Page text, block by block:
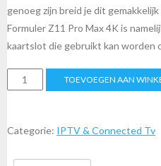
genoeg zijn breid je dit
Formuler Z11 Pro Max 4K is
kaartslot die gebruikt kan worden
Formuler
Z11
Max
TOEVOEGEN AAN
Categorie: IPTV & Connected Tv